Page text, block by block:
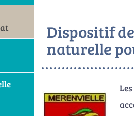
Dispositif
naturelle